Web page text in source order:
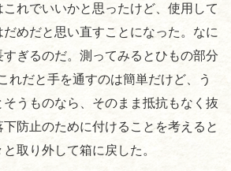
れでいいかと思ったけど、使用して
めだと思い直すことになった。なに
ぎるのだ。測ってみるとひもの部分
れだと手を通すのは簡単だけど、う
うものなら、そのまま抵抗もなく抜
防止のために付けることを考えると
取り外して箱に戻した。